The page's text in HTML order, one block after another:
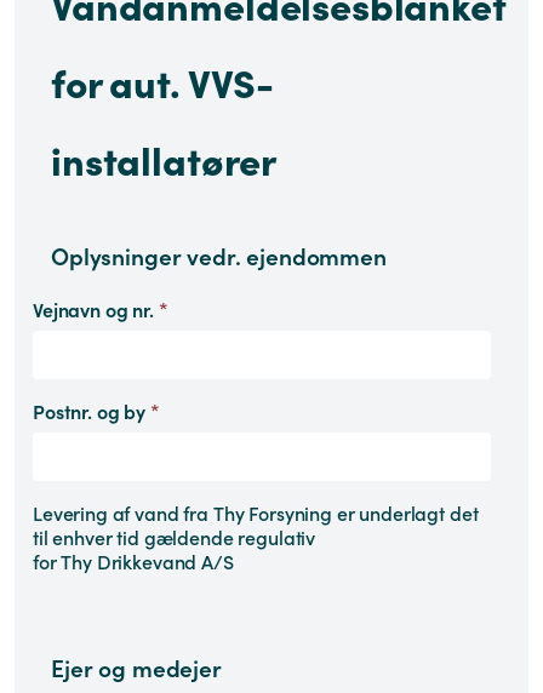
for aut. VVS-
installatører
Oplysninger vedr. ejendommen
Vejnavn og nr. *
Postnr. og by *
Levering af vand fra Thy Forsyning er underlagt det
til enhver tid gældende regulativ
for Thy Drikkevand A/S
Ejer og medejer